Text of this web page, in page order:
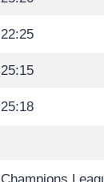
22:25
25:15
25:18
Champions